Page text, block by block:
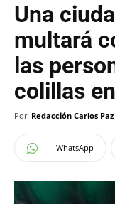
Una
multará
las
colillas
Por Redacción Carlos
WhatsApp